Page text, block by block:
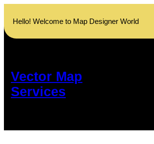
content
Hello! Welcome to Map Designer World
Vector Map
Services